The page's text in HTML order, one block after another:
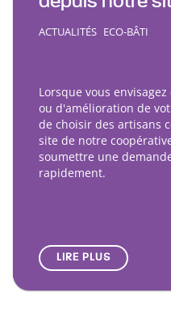
ACTUALITÉS ECO-BÂTI
Lorsque vous
ou d'amélioration de
de choisir des artisans
site de notre
soumettre une
rapidement.
LIRE PLUS